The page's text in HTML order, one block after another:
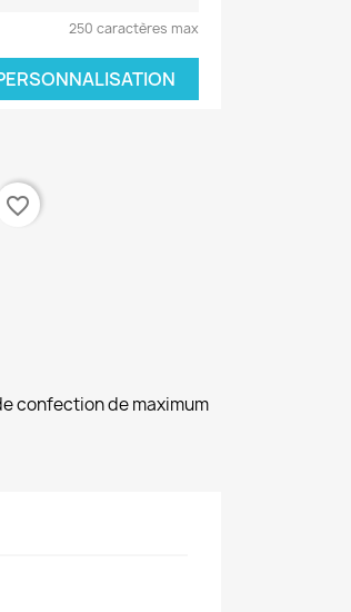
250 caractères max
favorite_border
confection de maximum